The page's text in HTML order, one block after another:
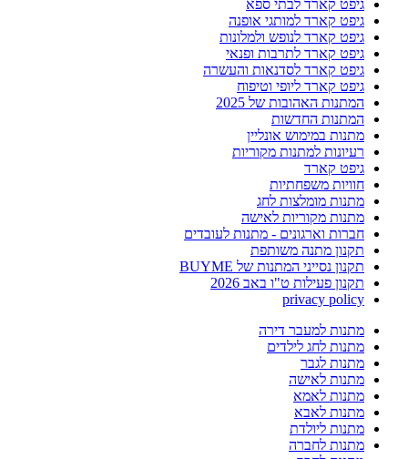
גיפט קארד לבתי ספא
גיפט קארד למותגי אופנה
גיפט קארד לנופש ולמלונות
גיפט קארד לתרבות ופנאי
גיפט קארד לסדנאות והעשרה
גיפט קארד ליופי וטיפוח
המתנות האהובות של 2025
המתנות החדשות
מתנות במימוש אונליין
רעיונות למתנות מקוריות
גיפט קארד
חוויות משפחתיות
מתנות מומלצות לחג
מתנות מקוריות לאישה
חברות וארגונים - מתנות לעובדים
תקנון מתנה משותפת
תקנון נסייני המתנות של BUYME
תקנון פעילות ט"ו באב 2026
privacy policy
מתנות למעבר דירה
מתנות לחג לילדים
מתנות לגבר
מתנות לאישה
מתנות לאמא
מתנות לאבא
מתנות ליולדת
מתנות לחברה